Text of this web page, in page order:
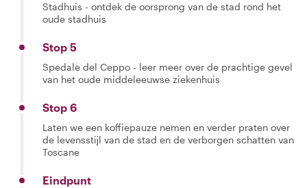
Stadhuis - ontdek de oorsprong van de stad rond het
oude stadhuis
Stop 5
Spedale del Ceppo - leer meer over de prachtige gevel
van het oude middeleeuwse ziekenhuis
Stop 6
Laten we een koffiepauze nemen en verder praten over
de levensstijl van de stad en de verborgen schatten van
Toscane
Eindpunt